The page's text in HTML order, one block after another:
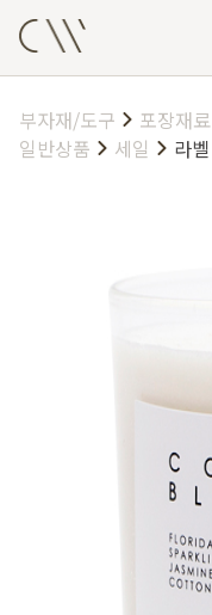
부자재/도구 포장재료
일반상품
세일 라벨